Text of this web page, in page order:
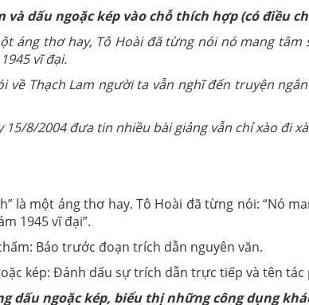
và dấu ngoặc kép vào chỗ thích hợp (có
áng thơ hay, Tô Hoài đã từng nói nó mang
vĩ đại.
về Thạch Lam người ta vẫn nghĩ đến truyện
15/8/2004 đưa tin nhiều bài giảng vẫn chỉ xào
là một áng thơ hay. Tô Hoài đã từng nói: “Nó
1945 vĩ đại”.
Báo trước đoạn trích dẫn nguyên văn.
kép: Đánh dấu sự trích dẫn trực tiếp và tên tác
dấu ngoặc kép, biểu thị những công dụng